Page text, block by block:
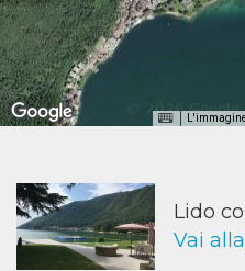
Lido
Vai